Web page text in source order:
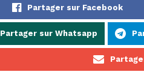
Partager sur Facebook
Partager sur Whatsapp